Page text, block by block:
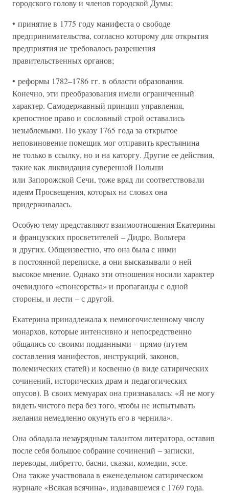
городского голову и членов городской Думы;
• принятие в 1775 году манифеста о свободе
предпринимательства, согласно которому для открытия
предприятия не требовалось разрешения
правительственных органов;
• реформы 1782–1786 гг. в области образования.
Конечно, эти преобразования имели ограниченный
характер. Самодержавный принцип управления,
крепостное право и сословный строй оставались
незыблемыми. По указу 1765 года за открытое
неповиновение помещик мог отправить крестьянина
не только в ссылку, но и на каторгу. Другие ее действия,
такие как ликвидация суверенной Польши
или Запорожской Сечи, тоже вряд ли соответствовали
идеям Просвещения, которых на словах она
придерживалась.
Особую тему представляют взаимоотношения Екатерины
и французских просветителей – Дидро, Вольтера
и других. Общеизвестно, что она была с ними
в постоянной переписке, а они высказывали о ней
высокое мнение. Однако эти отношения носили характер
очевидного «спонсорства» и пропаганды с одной
стороны, и лести – с другой.
Екатерина принадлежала к немногочисленному числу
монархов, которые интенсивно и непосредственно
общались со своими подданными – прямо (путем
составления манифестов, инструкций, законов,
полемических статей) и косвенно (в виде сатирических
сочинений, исторических драм и педагогических
опусов). В своих мемуарах она признавалась: «Я не могу
видеть чистого пера без того, чтобы не испытывать
желания немедленно окунуть его в чернила».
Она обладала незаурядным талантом литератора, оставив
после себя большое собрание сочинений – записки,
переводы, либретто, басни, сказки, комедии, эссе.
Она также участвовала в еженедельном сатирическом
журнале «Всякая всячина», издававшемся с 1769 года.